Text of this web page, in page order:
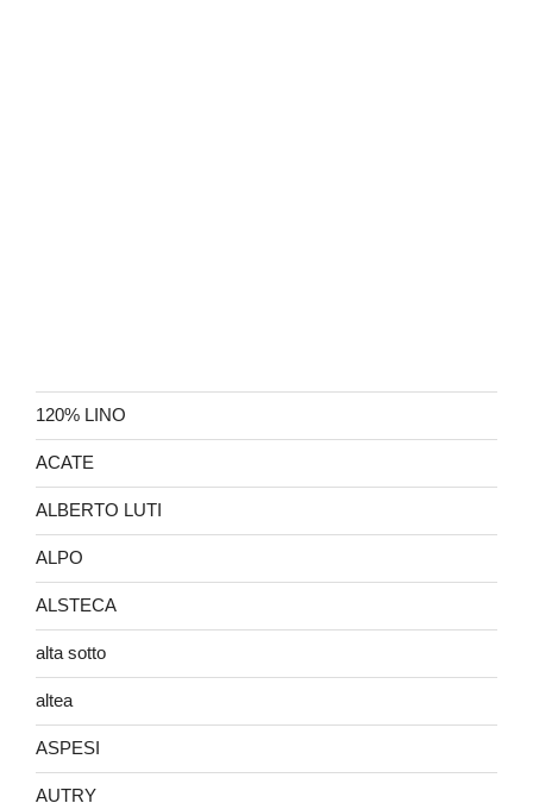
120% LINO
ACATE
ALBERTO LUTI
ALPO
ALSTECA
alta sotto
altea
ASPESI
AUTRY